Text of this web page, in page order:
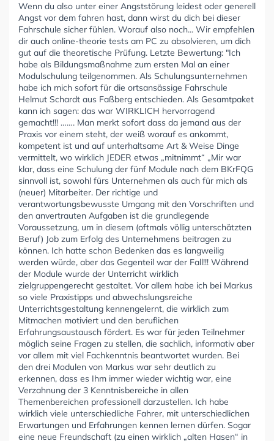
Wenn du also unter einer Angststörung leidest oder generell
Angst vor dem fahren hast, dann wirst du dich bei dieser
Fahrschule sicher fühlen. Worauf also noch... Wir empfehlen
dir auch online-theorie tests am PC zu absolvieren, um dich
gut auf die theoretische Prüfung. Letzte Bewertung: "Ich
habe als Bildungsmaßnahme zum ersten Mal an einer
Modulschulung teilgenommen. Als Schulungsunternehmen
habe ich mich sofort für die ortsansässige Fahrschule
Helmut Schardt aus Faßberg entschieden. Als Gesamtpaket
kann ich sagen: das war WIRKLICH hervorragend
gemacht!!! ……. Man merkt sofort dass da jemand aus der
Praxis vor einem steht, der weiß worauf es ankommt,
kompetent ist und auf unterhaltsame Art & Weise Dinge
vermittelt, wo wirklich JEDER etwas „mitnimmt“ „Mir war
klar, dass eine Schulung der fünf Module nach dem BKrFQG
sinnvoll ist, sowohl fürs Unternehmen als auch für mich als
(neuer) Mitarbeiter. Der richtige und
verantwortungsbewusste Umgang mit den Vorschriften und
den anvertrauten Aufgaben ist die grundlegende
Voraussetzung, um in diesem (oftmals völlig unterschätzten
Beruf) Job zum Erfolg des Unternehmens beitragen zu
können. Ich hatte schon Bedenken das es langweilig
werden würde, aber das Gegenteil war der Fall!!! Während
der Module wurde der Unterricht wirklich
zielgruppengerecht gestaltet. Vor allem habe ich bei Markus
so viele Praxistipps und abwechslungsreiche
Unterrichtsgestaltung kennengelernt, die wirklich zum
Mitmachen motiviert und den beruflichen
Erfahrungsaustausch fördert. Es war für jeden Teilnehmer
möglich seine Fragen zu stellen, die sachlich, informativ aber
vor allem mit viel Fachkenntnis beantwortet wurden. Bei
den drei Modulen von Markus war sehr deutlich zu
erkennen, dass es Ihm immer wieder wichtig war, eine
Verzahnung der 3 Kenntnisbereiche in allen
Themenbereichen professionell darzustellen. Ich habe
wirklich viele unterschiedliche Fahrer, mit unterschiedlichen
Erwartungen und Erfahrungen kennen lernen dürfen. Sogar
eine neue Freundschaft (zu einen wirklich „alten Hasen“ in